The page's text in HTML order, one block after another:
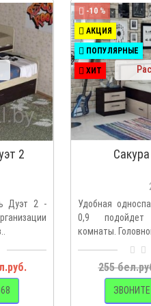
2
Дуэт 2 -
-10 %
АКЦИЯ
ПОПУЛЯРНЫЕ
ХИТ
Удобная
0,9 подойдет
комнаты.
255
ЗВОНИТЕ